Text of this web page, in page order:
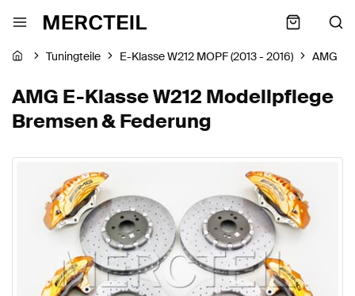
Tuningteile E-Klasse W212 MOPF (2013 - 2016) AMG
AMG E-Klasse W212 Modellpflege
Bremsen & Federung